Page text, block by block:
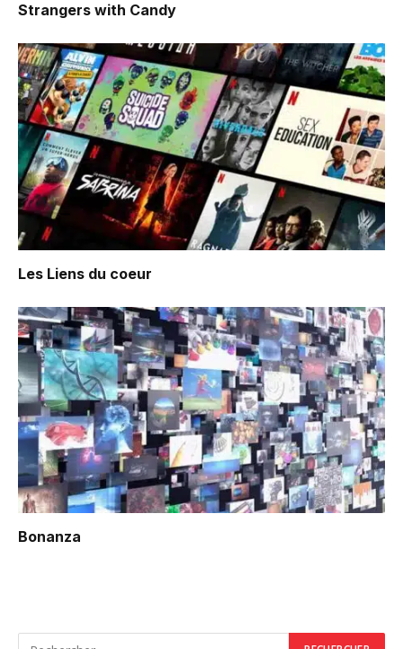
Strangers with Candy
Les Liens du coeur
Bonanza